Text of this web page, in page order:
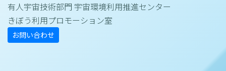
有人宇宙技術部門 宇宙環境利用推進センター
きぼう利用プロモーション室
お問い合わせ